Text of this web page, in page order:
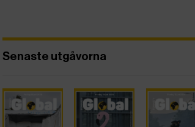
Senaste utgåvorna